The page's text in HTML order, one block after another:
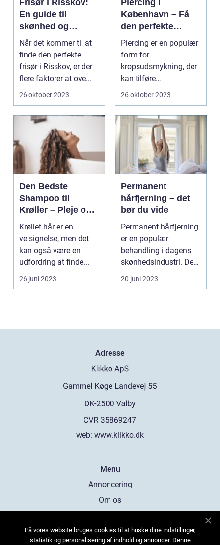
Frisør i Risskov:
En guide til
skønhed og
velvære
Når det kommer til at
finde den perfekte
frisør i Risskov, er der
flere faktorer at ove...
26 oktober 2023
Piercing i
København – Få
den perfekte
kropsudsmykning
Piercing er en populær
form for
kropsudsmykning, der
kan tilføre
personlighed og stil til
26 oktober 2023
Den Bedste
Shampoo til
Krøller – Pleje og
Definition til Dine
Smukke Lokker
Krøllet hår er en
velsignelse, men det
kan også være en
udfordring at finde...
26 juni 2023
Permanent
hårfjerning – det
bør du vide
Permanent hårfjerning
er en populær
behandling i dagens
skønhedsindustri. De
fles...
20 juni 2023
Adresse
web: www.klikko.dk
Menu
Annoncering
Om os
Kontakt os
På vores website bruges cookies til at huske dine indstillinger,
statistik og personalisering af indhold og annoncer. Denne